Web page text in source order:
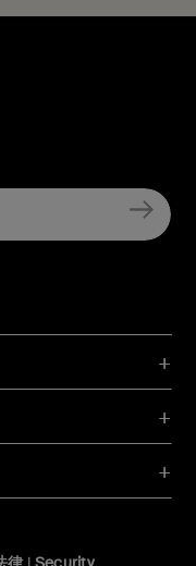
Kong
Youtube
TikTok